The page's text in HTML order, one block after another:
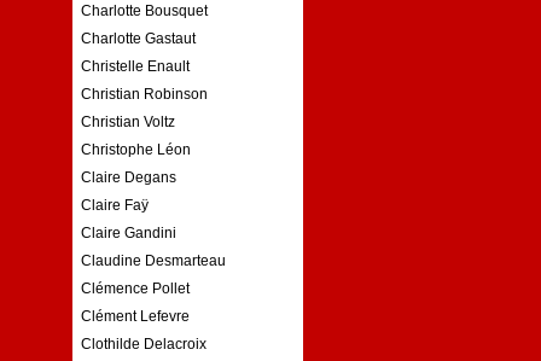
Charlotte Bousquet
Charlotte Gastaut
Christelle Enault
Christian Robinson
Christian Voltz
Christophe Léon
Claire Degans
Claire Faÿ
Claire Gandini
Claudine Desmarteau
Clémence Pollet
Clément Lefevre
Clothilde Delacroix